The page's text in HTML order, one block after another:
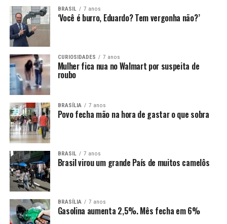
BRASIL 7 anos
‘Você é burro, Eduardo? Tem vergonha não?’
CURIOSIDADES 7 anos
Mulher fica nua no Walmart por suspeita de
roubo
BRASÍLIA 7 anos
Povo fecha mão na hora de gastar o que sobra
BRASIL 7 anos
Brasil virou um grande País de muitos camelôs
BRASÍLIA 7 anos
Gasolina aumenta 2,5%. Mês fecha em 6%